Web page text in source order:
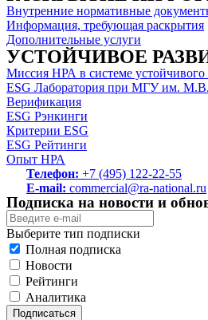
Внутренние нормативные
Информация, требующая раскрытия
Дополнительные услуги
УСТОЙЧИВОЕ
Миссия НРА в системе устойчивого
ESG Лаборатория при МГУ им.
Верификация
ESG Рэнкинги
Критерии ESG
ESG Рейтинги
Опыт НРА
Телефон: +7 (495) 122-22-55
E-mail: commercial@ra-national.ru
Подписка на новости и
Выберите тип подписки
Полная подписка
Новости
Рейтинги
Аналитика
Подписаться